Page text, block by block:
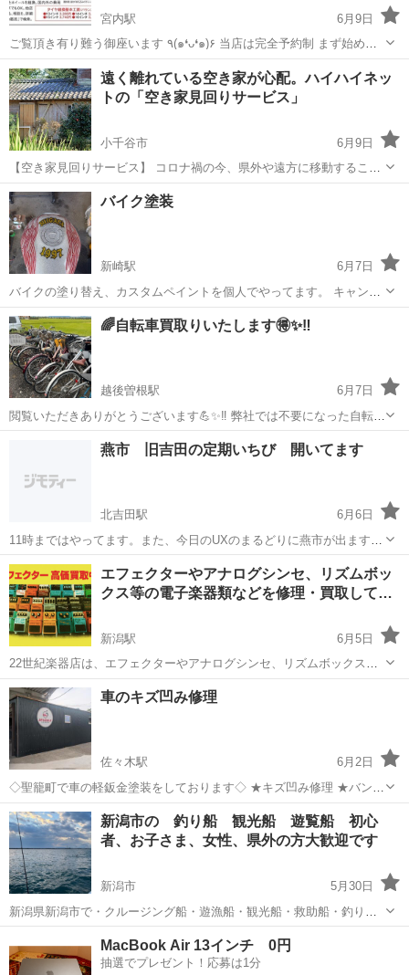
宮内駅
6月9日
ご覧頂き有り難う御座います ٩(๑❛ᴗ❛๑)۶ 当店は完全予約制 まず始めに..
タイヤは個人で購入した方が断然お得なんですよー(● ˃̶͈̀ロ˂̶͈́)੭ु⁾⁾ 更に
お客様の評価は相場の半分くらいと好評のうちのお店を上手...
新潟 長岡市 宮内駅 その他 タイヤ
遠く離れている空き家が心配。ハイハイネッ
トの「空き家見回りサービス」
小千谷市
6月9日
【空き家見回りサービス】 コロナ禍の今、県外や遠方に移動すること
が少し難しい昨今。 「遠く離れた空家が心配...。でも自分では見に行
くこともできないなぁ。」 空家が心配でお困りの方。 ハイハイネット
が皆様に代わっ...
新潟 小千谷市 その他
バイク塗装
新崎駅
6月7日
バイクの塗り替え、カスタムペイントを個人でやってます。 キャンデ
ィーカラーやパールカラー、ラメ塗装やってみたいカラーがありまし
たらぜひコメント下さい。 色や車種によって値段が異なります！
新潟 新潟市 新崎駅 その他
🌈自転車買取りいたします🉐✨‼️
越後曽根駅
6月7日
閲覧いただきありがとうございます💪✨‼️ 弊社では不要になった自転車
を 買取りさせていただいております🚲✨ 👩どこに処分を頼めばいいん
だろう？ 👨お金にならないかなぁ？ 等お困りのことがありましたら
越後曽根駅 その他 買取
燕市 旧吉田の定期いちび 開いてます
北吉田駅
6月6日
11時まではやってます。また、今日のUXのまるどりに燕市が出ます。
どちらかやって（来て）欲しいです。 116katsuビィクトリー ホンマ
天家ラーメン 味一番カレー デリバリーしてますよ
新潟 燕市 北吉田駅 その他
エフェクターやアナログシンセ、リズムボッ
クス等の電子楽器類などを修理・買取して…
新潟駅
6月5日
22世紀楽器店は、エフェクターやアナログシンセ、リズムボックス等
の電子楽器類を中心に買取・中古販売・修理・改造等をやってます。
創業してから15年、今までに1万台以上の修理・メンテや中古販売実績
あり。ぜひお気軽にお問い合わせく...
新潟 新潟市 新潟駅 その他
車のキズ凹み修理
佐々木駅
6月2日
◇聖籠町で車の軽鈑金塗装をしております◇ ★キズ凹み修理 ★バンパ
ー交換etc ★ボディコーティング ★ヘッドライト黄ばみ除去クリア塗
装スモーク塗装 ★保険修理 ※フレーム修正必要な修理はお受けしてま
せん ※支払い方法は...
新潟 北蒲原郡 佐々木駅 その他
新潟市の 釣り船 観光船 遊覧船 初心
者、お子さま、女性、県外の方大歓迎です
新潟市
5月30日
新潟県新潟市で・クルージング船・遊漁船・観光船・救助船・釣り
船・遊覧船・作業船・チャーター船・監視船・漁船・回航・船舶、ボ
ート操縦船長代行・警戒船・船上パーティー・水中撮影（水中ドロー
ン） ・障がい者専用船・ルアー船 等.....
MacBook Air 13インチ 0円
抽選でプレゼント！応募は1分